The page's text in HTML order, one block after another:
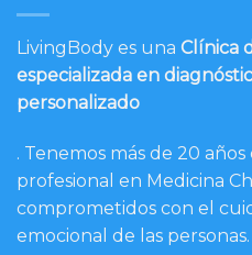
LivingBody es una Clínica
especializada en
personalizado
. Tenemos más de 20
profesional en Medicina
comprometidos con el
emocional de las personas.